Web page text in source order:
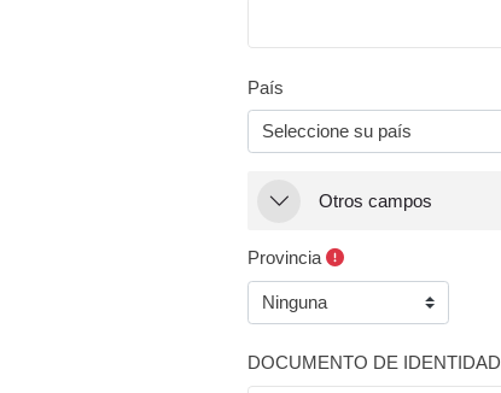
País
Otros campos
Otros campos
Otros campos
Provincia
DOCUMENTO DE IDENTIDAD